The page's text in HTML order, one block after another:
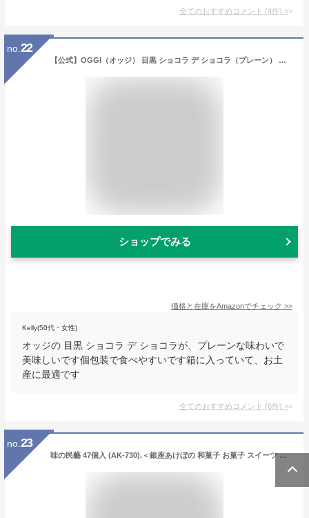
全てのおすすめコメント (4件) >
no. 22
【公式】OGGI（オッジ） 目黒 ショコラ デ ショコラ（プレーン） 芸能人御用達 ギフト 差し入れ 手土産 お取り寄せ ご褒美 濃厚 チョコレート 高級 ギフト ガトーショコラ 贅沢 スイーツ 内祝い 結婚祝い 引っ越し祝い 入学祝い 卒業祝い お中元 御中元 贈答品
ショップでみる
価格と在庫をAmazonでチェック >>
Kelly(50代・女性)
オッジの 目黒 ショコラ デ ショコラが、プレーンな味わいで
美味しいです個包装で食べやすいです箱に入っていて、お土
産に最適です
全てのおすすめコメント (6件) >
no. 23
味の民藝 47個入 (AK-730).＜銀座あけぼの 和菓子 お菓子 スイーツ おかき せんべい チーズ アーモンド チョコ 詰合せ 手土産 ギフト プレゼント 詰め合わせ 個包装 お取り寄せ 内祝い お祝い お中元 帰省 お歳暮 お年賀 お返し のし＞